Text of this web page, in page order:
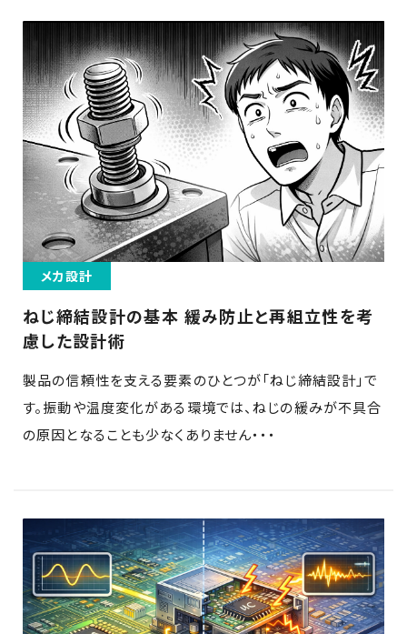
メカ設計
ねじ締結設計の基本 緩み防止と再組立性を考
慮した設計術
製品の信頼性を支える要素のひとつが「ねじ締結設計」で
す。振動や温度変化がある環境では、ねじの緩みが不具合
の原因となることも少なくありません・・・